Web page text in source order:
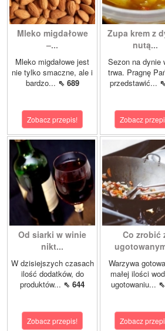
Mleko migdałowe
–...
Mleko migdałowe jest
nie tylko smaczne, ale i
bardzo... ⇖ 689
Zobacz przepis!
Zupa krem z
nutą...
Sezon na dynie
trwa. Pragnę
przedstawić...
Zobacz
Od siarki w winie
nikt...
W dzisiejszych czasach
ilość dodatków, do
produktów... ⇖ 644
Zobacz przepis!
Co zrobić
Warzywa
małej ilości
ugotowaniu...
Zobacz